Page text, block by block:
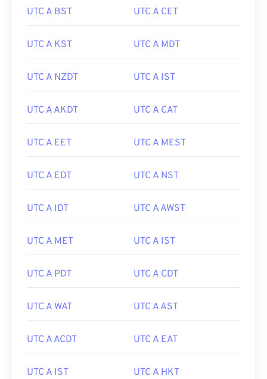
UTC A BST UTC A CET
UTC A KST UTC A MDT
UTC A NZDT UTC A IST
UTC A AKDT UTC A CAT
UTC A EET UTC A MEST
UTC A EDT UTC A NST
UTC A IDT UTC A AWST
UTC A MET UTC A IST
UTC A PDT UTC A CDT
UTC A WAT UTC A AST
UTC A ACDT UTC A EAT
UTC A IST UTC A HKT